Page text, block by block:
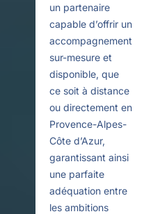
un partenaire
capable d’offrir un
accompagnement
sur-mesure et
disponible, que
ce soit à distance
ou directement en
Provence-Alpes-
Côte d’Azur,
garantissant ainsi
une parfaite
adéquation entre
les ambitions